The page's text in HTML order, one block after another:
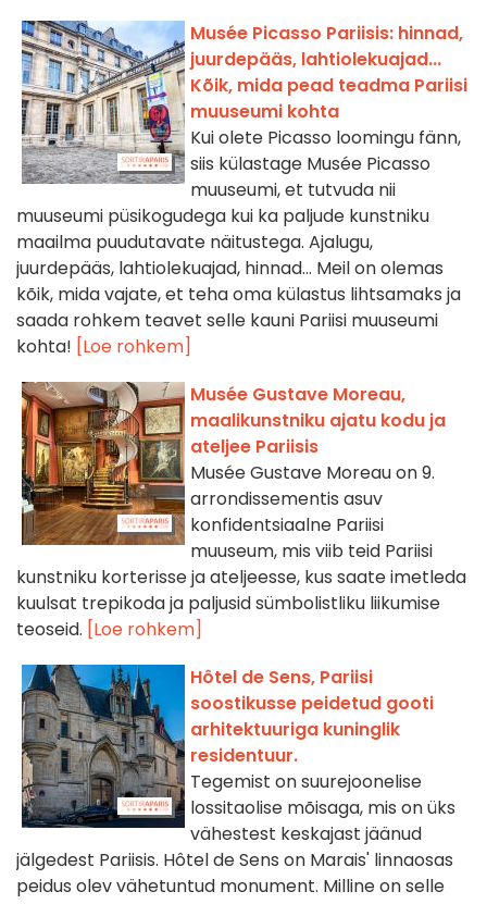
Musée Picasso Pariisis: hinnad,
juurdepääs, lahtiolekuajad...
Kõik, mida pead teadma Pariisi
muuseumi kohta
Kui olete Picasso loomingu fänn,
siis külastage Musée Picasso
muuseumi, et tutvuda nii
muuseumi püsikogudega kui ka paljude kunstniku
maailma puudutavate näitustega. Ajalugu,
juurdepääs, lahtiolekuajad, hinnad... Meil on olemas
kõik, mida vajate, et teha oma külastus lihtsamaks ja
saada rohkem teavet selle kauni Pariisi muuseumi
kohta! [Loe rohkem]
Musée Gustave Moreau,
maalikunstniku ajatu kodu ja
ateljee Pariisis
Musée Gustave Moreau on 9.
arrondissementis asuv
konfidentsiaalne Pariisi
muuseum, mis viib teid Pariisi
kunstniku korterisse ja ateljeesse, kus saate imetleda
kuulsat trepikoda ja paljusid sümbolistliku liikumise
teoseid. [Loe rohkem]
Hôtel de Sens, Pariisi
soostikusse peidetud gooti
arhitektuuriga kuninglik
residentuur.
Tegemist on suurejoonelise
lossitaolise mõisaga, mis on üks
vähestest keskajast jäänud
jälgedest Pariisis. Hôtel de Sens on Marais' linnaosas
peidus olev vähetuntud monument. Milline on selle